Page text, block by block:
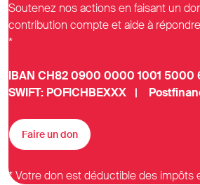
Soutenez nos actions en faisant un
contribution compte et aide à
*
IBAN CH82 0900 0000 1001 5000
SWIFT: POFICHBEXXX |
Faire un don
* Votre don est déductible des impôts